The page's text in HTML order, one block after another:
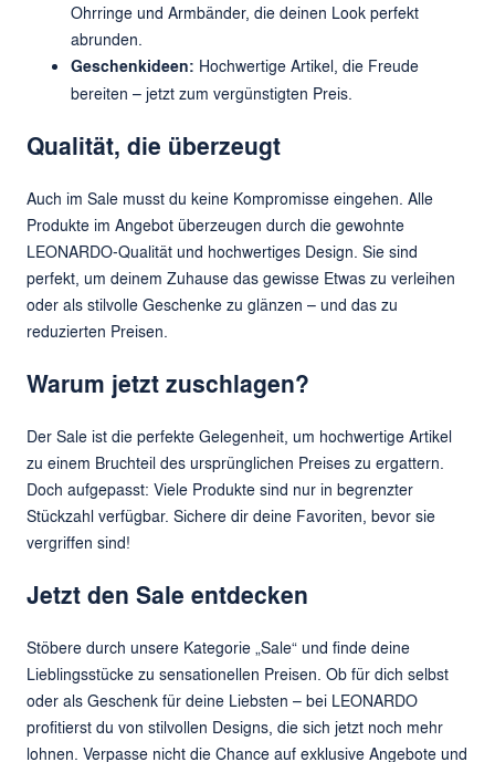
Ohrringe und Armbänder, die deinen Look perfekt
abrunden.
Geschenkideen: Hochwertige Artikel, die Freude
bereiten – jetzt zum vergünstigten Preis.
Qualität, die überzeugt
Auch im Sale musst du keine Kompromisse eingehen. Alle
Produkte im Angebot überzeugen durch die gewohnte
LEONARDO-Qualität und hochwertiges Design. Sie sind
perfekt, um deinem Zuhause das gewisse Etwas zu verleihen
oder als stilvolle Geschenke zu glänzen – und das zu
reduzierten Preisen.
Warum jetzt zuschlagen?
Der Sale ist die perfekte Gelegenheit, um hochwertige Artikel
zu einem Bruchteil des ursprünglichen Preises zu ergattern.
Doch aufgepasst: Viele Produkte sind nur in begrenzter
Stückzahl verfügbar. Sichere dir deine Favoriten, bevor sie
vergriffen sind!
Jetzt den Sale entdecken
Stöbere durch unsere Kategorie „Sale“ und finde deine
Lieblingsstücke zu sensationellen Preisen. Ob für dich selbst
oder als Geschenk für deine Liebsten – bei LEONARDO
profitierst du von stilvollen Designs, die sich jetzt noch mehr
lohnen. Verpasse nicht die Chance auf exklusive Angebote und